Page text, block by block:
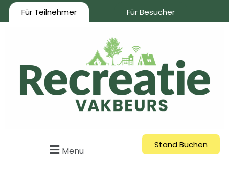
Für Teilnehmer Für Besucher
Menu
Stand Buchen